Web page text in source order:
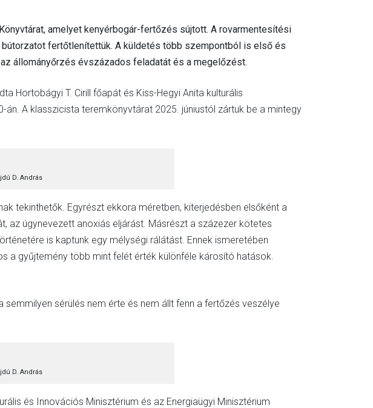
amelyet kenyérbogár-fertőzés sújtott. A rovarmentesítési
fertőtlenítettük. A küldetés több szempontból is első és
állományőrzés évszázados feladatát és a megelőzést.
Hortobágyi T. Cirill főapát és Kiss-Hegyi Anita kulturális
A klasszicista teremkönyvtárat 2025. júniustól zártuk be a mintegy
D. András
tekinthetők. Egyrészt ekkora méretben, kiterjedésben elsőként a
az úgynevezett anoxiás eljárást. Másrészt a százezer kötetes
is kaptunk egy mélységi rálátást. Ennek ismeretében
a gyűjtemény több mint felét érték különféle károsító hatások.
sérülés nem érte és nem állt fenn a fertőzés veszélye
D. András
és Innovációs Minisztérium és az Energiaügyi Minisztérium